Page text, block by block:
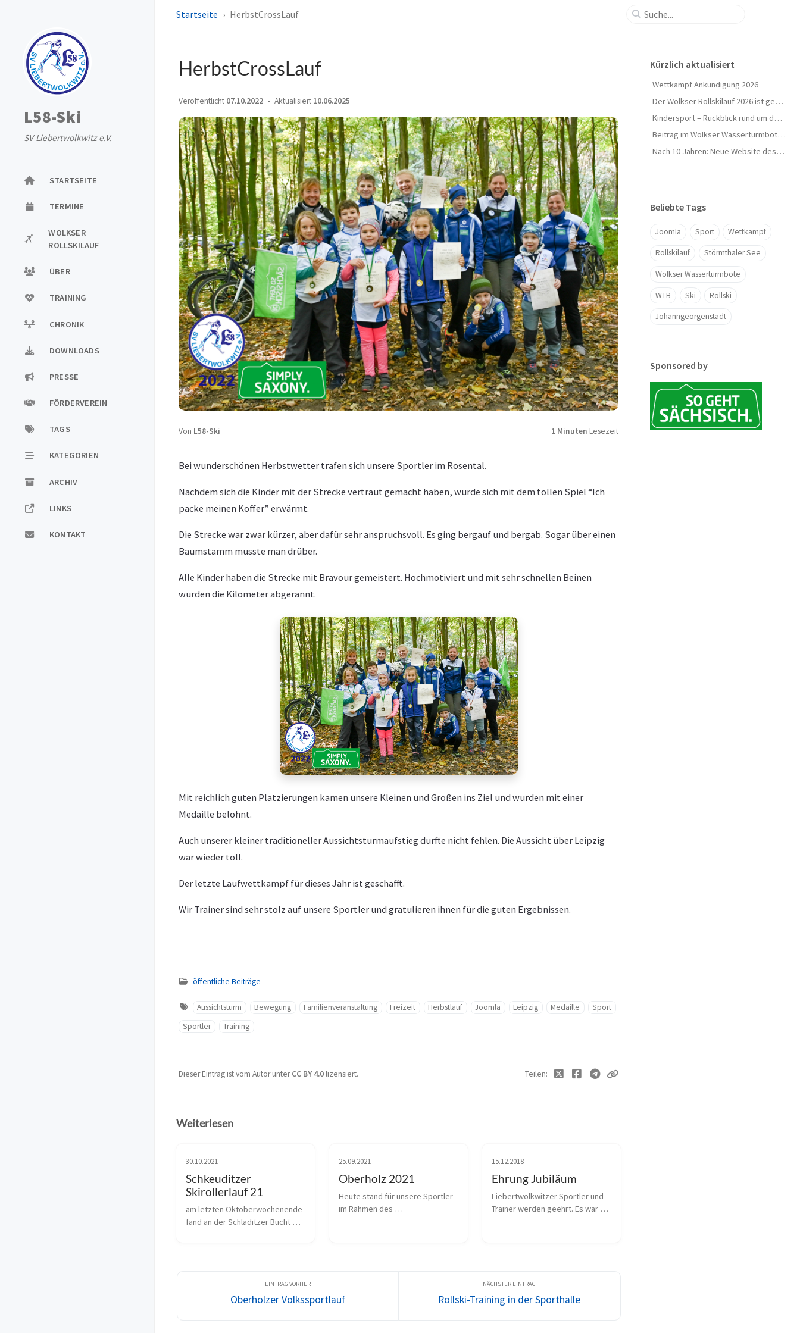
L58-Ski
SV Liebertwolkwitz e.V.
STARTSEITE
TERMINE
WOLKSER
ROLLSKILAUF
ÜBER
TRAINING
CHRONIK
DOWNLOADS
PRESSE
FÖRDERVEREIN
TAGS
KATEGORIEN
ARCHIV
LINKS
KONTAKT
Startseite HerbstCrossLauf
HerbstCrossLauf
Veröffentlicht 07.10.2022 Aktualisiert 10.06.2025
Von L58-Ski 1 Minuten Lesezeit
Bei wunderschönen Herbstwetter trafen sich unsere Sportler im Rosental.
Nachdem sich die Kinder mit der Strecke vertraut gemacht haben, wurde sich mit dem tollen Spiel “Ich
packe meinen Koffer” erwärmt.
Die Strecke war zwar kürzer, aber dafür sehr anspruchsvoll. Es ging bergauf und bergab. Sogar über einen
Baumstamm musste man drüber.
Alle Kinder haben die Strecke mit Bravour gemeistert. Hochmotiviert und mit sehr schnellen Beinen
wurden die Kilometer abgerannt.
Mit reichlich guten Platzierungen kamen unsere Kleinen und Großen ins Ziel und wurden mit einer
Medaille belohnt.
Auch unserer kleiner traditioneller Aussichtsturmaufstieg durfte nicht fehlen. Die Aussicht über Leipzig
war wieder toll.
Der letzte Laufwettkampf für dieses Jahr ist geschafft.
Wir Trainer sind sehr stolz auf unsere Sportler und gratulieren ihnen für die guten Ergebnissen.
öffentliche Beiträge
Aussichtsturm Bewegung Familienveranstaltung Freizeit Herbstlauf Joomla Leipzig Medaille
Sport
Sportler
Training
Dieser Eintrag ist vom Autor unterCC BY 4.0lizensiert. Teilen
Kürzlich aktualisiert
Wettkampf Ankündigung 2026
Der Wolkser Rollskilauf 2026 ist geschafft – Ein herzliches Dankeschön!
Kindersport – Rückblick rund um den Herbst 🍁
Beitrag im Wolkser Wasserturmbote (Ausgabe 2025/09)
Nach 10 Jahren: Neue Website des L58-Ski geht online 🎉
Beliebte Tags
Joomla Sport Wettkampf
Rollskilauf Störmthaler See
Wolkser Wasserturmbote
WTB Ski Rollski
Johanngeorgenstadt
Sponsored by
Weiterlesen
30.10.2021
Schkeuditzer
Skirollerlauf 21
am letzten Oktoberwochenende
fand an der Schladitzer Bucht
25.09.2021
Oberholz 2021
Heute stand für unsere Sportler
im Rahmen des
15.12.2018
Ehrung Jubiläum
Liebertwolkwitzer Sportler und
Trainer werden geehrt. Es war
Oberholzer Volkssportlauf Rollski-Training in der Sporthalle